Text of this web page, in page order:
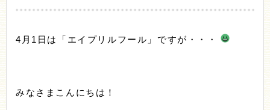
4月1日は「エイプリルフール」ですが・・・
みなさまこんにちは！